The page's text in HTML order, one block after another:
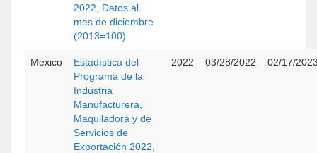
2022, Datos al
mes de diciembre
(2013=100)
Mexico
Estadística del
Programa de la
Industria
Manufacturera,
Maquiladora y de
Servicios de
Exportación 2022,
2022 03/28/2022 02/17/